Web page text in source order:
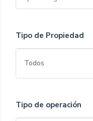
Tipo de Propiedad
Tipo de operación